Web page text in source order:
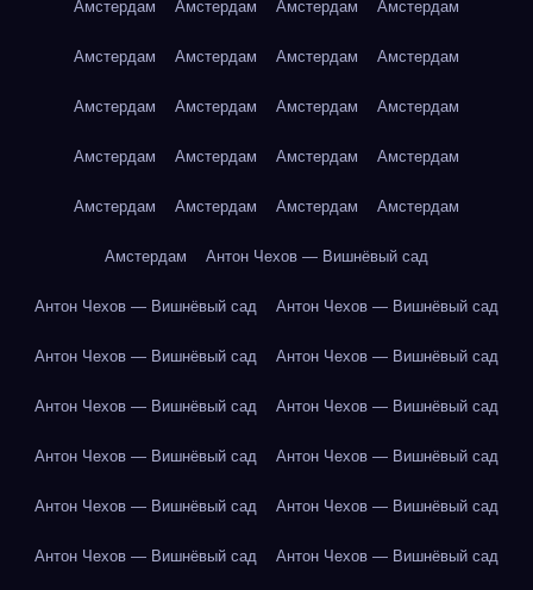
Амстердам Амстердам Амстердам Амстердам
Амстердам Амстердам Амстердам Амстердам
Амстердам Амстердам Амстердам Амстердам
Амстердам Амстердам Амстердам Амстердам
Амстердам Амстердам Амстердам Амстердам
Амстердам Антон Чехов — Вишнёвый сад
Антон Чехов — Вишнёвый сад Антон Чехов — Вишнёвый сад
Антон Чехов — Вишнёвый сад Антон Чехов — Вишнёвый сад
Антон Чехов — Вишнёвый сад Антон Чехов — Вишнёвый сад
Антон Чехов — Вишнёвый сад Антон Чехов — Вишнёвый сад
Антон Чехов — Вишнёвый сад Антон Чехов — Вишнёвый сад
Антон Чехов — Вишнёвый сад Антон Чехов — Вишнёвый сад